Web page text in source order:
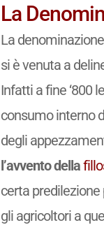
La
La
si è venuta a
Infatti a fine ‘800
consumo interno
degli
l’avvento della
certa predilezione
gli agricoltori a